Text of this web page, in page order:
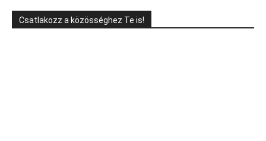
Csatlakozz a közösséghez Te is!